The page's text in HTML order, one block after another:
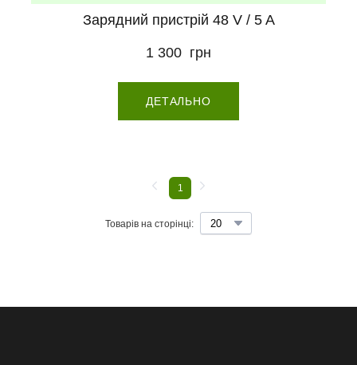
Зарядний пристрій 48 V / 5 A
1 300  грн
ДЕТАЛЬНО
Товарів на сторінці:
1